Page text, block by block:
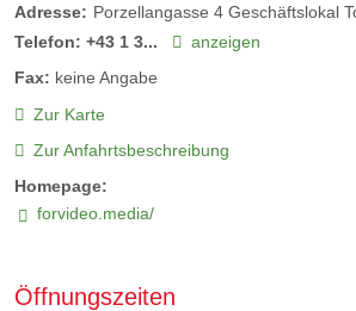
Adresse: Porzellangasse 4 Geschäftslokal
Telefon: +43 1 3...
anzeigen
Fax: keine Angabe
Zur Karte
Zur Anfahrtsbeschreibung
Homepage:
forvideo.media/
Öffnungszeiten